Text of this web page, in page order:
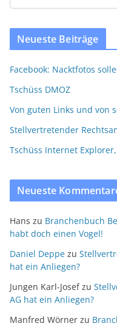
Neueste Beiträge
Facebook: Nacktfotos
Tschüss DMOZ
Von guten Links und von
Stellvertretender
Tschüss Internet
Neueste
Hans zu Branchenbuch
habt doch einen Vogel!
Daniel Deppe zu
hat ein Anliegen?
Jungen Karl-Josefzu
AG hat ein Anliegen?
Manfred Wörner zu